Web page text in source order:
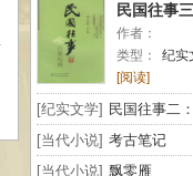
民国往事
纪闻
作者：
类型：
纪实
[阅读]
[纪实文学] 民国往事二
雄
[当代小说] 考古笔记
[当代小说] 飘零雁